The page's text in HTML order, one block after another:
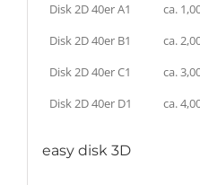
Disk 2D 40er A1 ca.
Disk 2D 40er B1
ca.
Disk 2D 40er C1
ca.
Disk 2D 40er D1
ca.
easy disk 3D